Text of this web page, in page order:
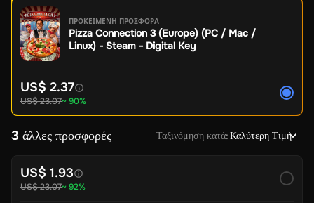
ΠΡΟΚΕΙΜΕΝΗ ΠΡΟΣΦΟΡΑ
Pizza Connection 3 (Europe) (PC / Mac /
Linux) - Steam - Digital Key
US$ 2.37
US$ 23.07~ 90%
3 άλλες προσφορές Ταξινόμηση κατά:Καλύτερη Τιμή
US$ 1.93
US$ 23.07~ 92%